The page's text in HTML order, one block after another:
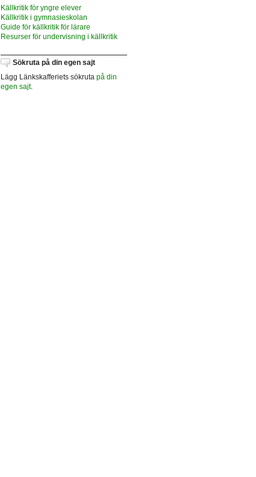
Källkritik för yngre elever
Källkritik i gymnasieskolan
Guide för källkritik för lärare
Resurser för undervisning i källkritik
Sökruta på din egen sajt
Lägg Länkskafferiets sökruta på din
egen sajt.